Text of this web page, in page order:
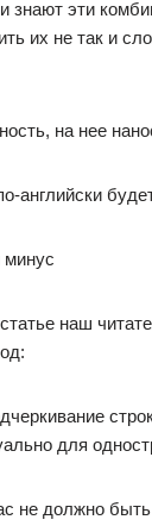
знают эти
их не так и
на нее
английски
наш
для
не должно